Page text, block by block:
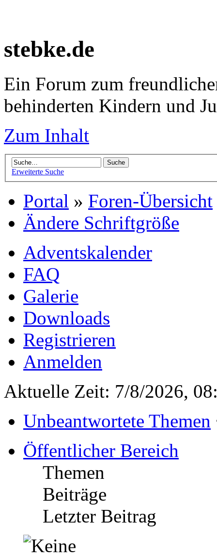
stebke.de
Ein Forum zum
behinderten Kindern und
Zum Inhalt
Erweiterte Suche
Portal » Foren-Übersicht
Ändere Schriftgröße
Adventskalender
FAQ
Galerie
Downloads
Registrieren
Anmelden
Aktuelle Zeit: 7/8/2026,
Unbeantwortete Themen
Öffentlicher Bereich
Themen
Beiträge
Letzter Beitrag